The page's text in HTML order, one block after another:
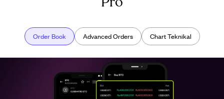
Order Book Advanced Orders Chart Teknikal